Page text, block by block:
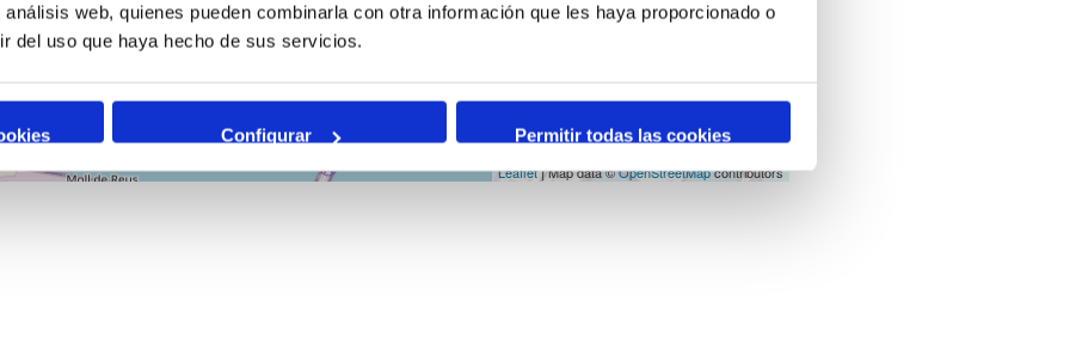
web, quienes pueden combinarla con otra información que les haya proporcionado o
del uso que haya hecho de sus servicios.
Configurar Permitir todas las cookies
Leaflet| Map data ©OpenStreetMapcontributors